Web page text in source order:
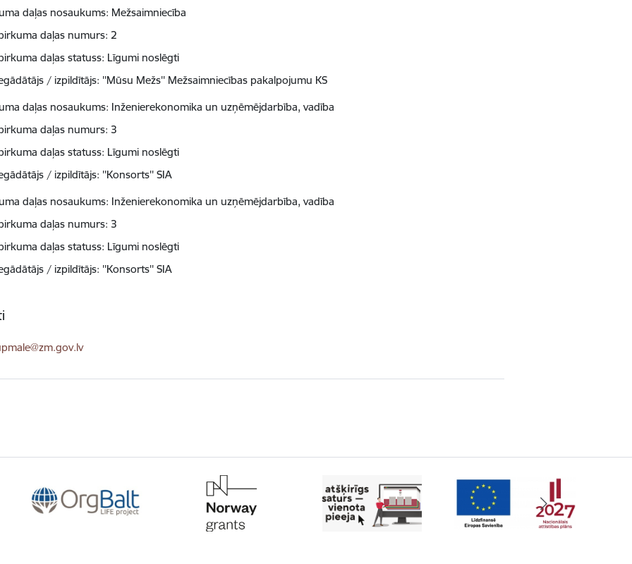
daļas nosaukums: Mežsaimniecība
daļas numurs: 2
daļas statuss: Līgumi noslēgti
/ izpildītājs: ''Mūsu Mežs'' Mežsaimniecības pakalpojumu KS
daļas nosaukums: Inženierekonomika un uzņēmējdarbība, vadība
daļas numurs: 3
daļas statuss: Līgumi noslēgti
/ izpildītājs: ''Konsorts'' SIA
daļas nosaukums: Inženierekonomika un uzņēmējdarbība, vadība
daļas numurs: 3
daļas statuss: Līgumi noslēgti
/ izpildītājs: ''Konsorts'' SIA